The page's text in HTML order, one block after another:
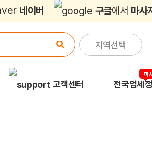
네이버 구글에서 마사
지역선택
고객센터 전국업체
마